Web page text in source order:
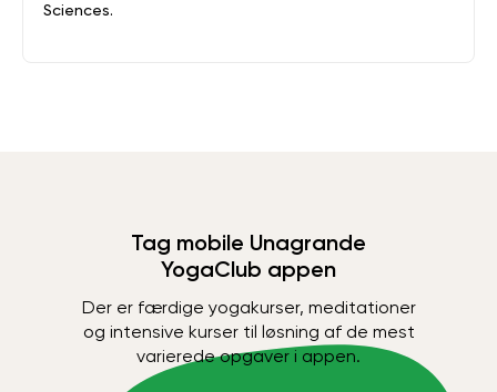
Sciences.
Tag mobile Unagrande
YogaClub appen
Der er færdige yogakurser, meditationer
og intensive kurser til løsning af de mest
varierede opgaver i appen.